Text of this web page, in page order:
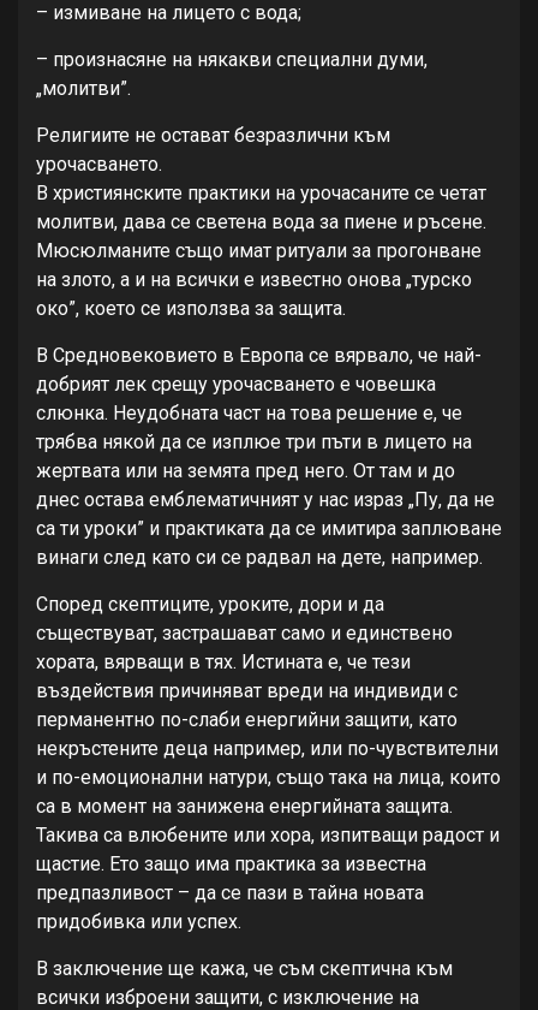
– измиване на лицето с вода;
– произнасяне на някакви специални думи,
„молитви”.
Религиите не остават безразлични към
урочасването.
В християнските практики на урочасаните се четат
молитви, дава се светена вода за пиене и ръсене.
Мюсюлманите също имат ритуали за прогонване
на злото, а и на всички е известно онова „турско
око”, което се използва за защита.
В Средновековието в Европа се вярвало, че най-
добрият лек срещу урочасването е човешка
слюнка. Неудобната част на това решение е, че
трябва някой да се изплюе три пъти в лицето на
жертвата или на земята пред него. От там и до
днес остава емблематичният у нас израз „Пу, да не
са ти уроки” и практиката да се имитира заплюване
винаги след като си се радвал на дете, например.
Според скептиците, уроките, дори и да
съществуват, застрашават само и единствено
хората, вярващи в тях. Истината е, че тези
въздействия причиняват вреди на индивиди с
перманентно по-слаби енергийни защити, като
некръстените деца например, или по-чувствителни
и по-емоционални натури, също така на лица, които
са в момент на занижена енергийната защита.
Такива са влюбените или хора, изпитващи радост и
щастие. Ето защо има практика за известна
предпазливост – да се пази в тайна новата
придобивка или успех.
В заключение ще кажа, че съм скептична към
всички изброени защити, с изключение на